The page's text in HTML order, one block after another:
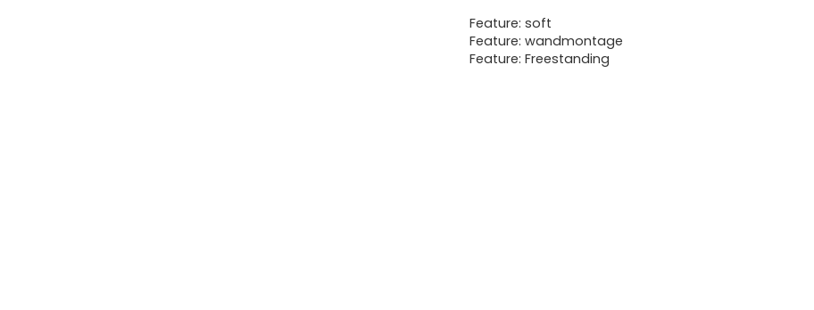
Feature: soft
Feature: wandmontage
Feature: Freestanding